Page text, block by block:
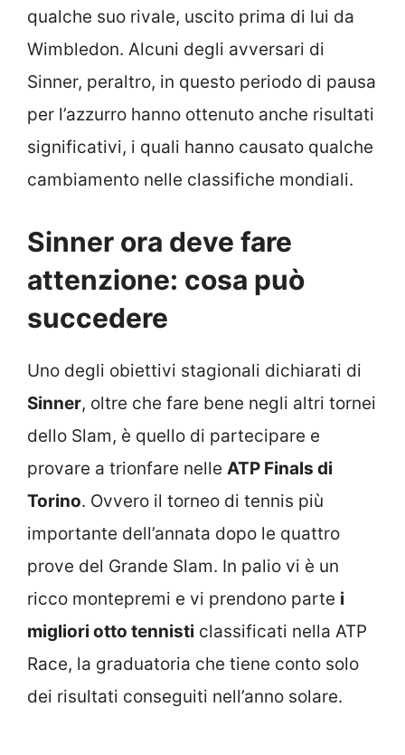
qualche suo rivale, uscito prima di lui da
Wimbledon. Alcuni degli avversari di
Sinner, peraltro, in questo periodo di pausa
per l’azzurro hanno ottenuto anche risultati
significativi, i quali hanno causato qualche
cambiamento nelle classifiche mondiali.
Sinner ora deve fare
attenzione: cosa può
succedere
Uno degli obiettivi stagionali dichiarati di
Sinner, oltre che fare bene negli altri tornei
dello Slam, è quello di partecipare e
provare a trionfare nelle ATP Finals di
Torino. Ovvero il torneo di tennis più
importante dell’annata dopo le quattro
prove del Grande Slam. In palio vi è un
ricco montepremi e vi prendono parte i
migliori otto tennisti classificati nella ATP
Race, la graduatoria che tiene conto solo
dei risultati conseguiti nell’anno solare.